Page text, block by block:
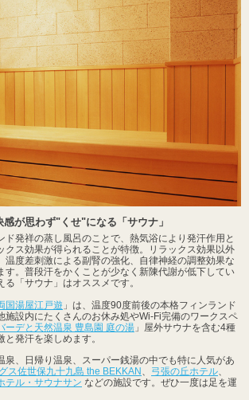
が思わず"くせ"になる「サウナ」
ド発祥の蒸し風呂のことで、熱気浴により発汗作用と
クス効果が得られることが特徴。リラックス効果以外
温度差刺激による副腎の強化、自律神経の調整効果な
す。普段汗をかくことが少なく新陳代謝が低下してい
「サウナ」はオススメです。
国湯屋江戸遊 」は、温度90度前後の本格フィンランド
施設内にたくさんのお休み処やWi-Fi完備のワークスペ
ーデと天然温泉 豊島園 庭の湯 」屋外サウナを含む4種
発汗を楽しめます。
泉、日帰り温泉、スーパー銭湯の中でも特に人気があ
ス佐世保九十九島 the BEKKAN 弓張の丘ホテル
テル・サウナサン などの施設です。ぜひ一度は足を運